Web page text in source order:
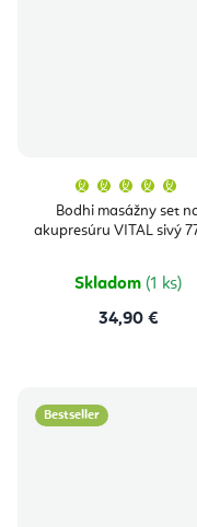
Bodhi masážny set
akupresúru VITAL sivý
je
Skladom (1 ks)
34,90 €
Bestseller